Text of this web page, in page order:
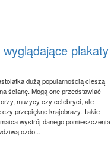
plakaty
dużą popularnością cieszą
ścianę. Mogą one przedstawiać
muzycy czy celebryci, ale
przepiękne krajobrazy. Takie
wystrój danego pomieszczenia
ozdo...